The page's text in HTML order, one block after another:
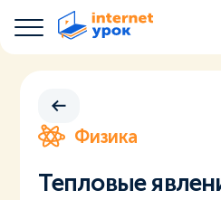
Физика
Тепловые